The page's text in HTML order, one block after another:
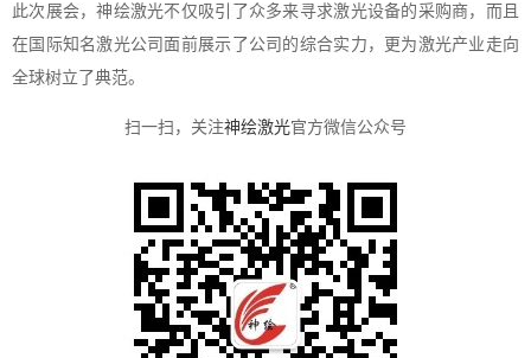
此次展会，神绘激光不仅吸引了众多来寻求激光设备的采购商，而且
在国际知名激光公司面前展示了公司的综合实力，更为激光产业走向
全球树立了典范。
扫一扫，关注神绘激光官方微信公众号